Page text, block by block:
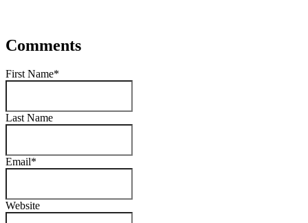
Comments
First Name*
Last Name
Email*
Website